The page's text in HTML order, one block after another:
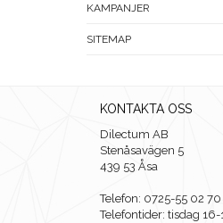
KAMPANJER
SITEMAP
KONTAKTA OSS
Dilectum AB
Stenåsavägen 5
439 53 Åsa
Telefon: 0725-55 02 70
Telefontider: tisdag 16-